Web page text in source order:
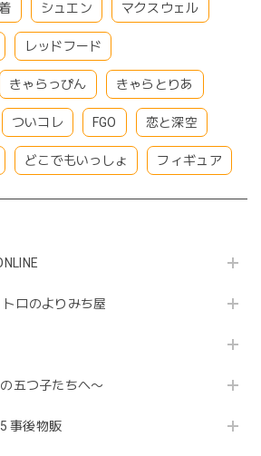
シュエン マクスウェル
レッドフード
きゃらっぴん きゃらとりあ
ついコレ FGO 恋と深空
どこでもいっしょ フィギュア
トロのよりみち屋
五つ子たちへ〜
事後物販